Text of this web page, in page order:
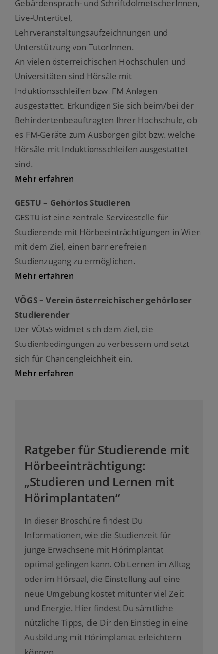
Gebärdensprach- und SchriftdolmetscherInnen,
Live-Untertitel,
Lehrveranstaltungsaufzeichnungen und
Unterstützung von TutorInnen.
An vielen österreichischen Hochschulen und
Universitäten sind Hörsäle mit
Induktionsschleifen bzw. FM Anlagen
ausgestattet. Erkundigen Sie sich beim/bei der
Behindertenbeauftragten Ihrer Hochschule, ob
es FM-Geräte zum Ausborgen gibt bzw. welche
Hörsäle mit Induktionsschleifen ausgestattet
sind.
Mehr erfahren
GESTU – Gehörlos Studieren
GESTU ist eine zentrale Servicestelle für
Studierende mit Hörbeeinträchtigungen in Wien
mit dem Ziel, einen barrierefreien
Studienzugang zu ermöglichen.
Mehr erfahren
VÖGS – Verein österreichischer gehörloser
Studierender
Der VÖGS widmet sich dem Ziel, die
Studienbedingungen zu verbessern und setzt
sich für Chancengleichheit ein.
Mehr erfahren
Ratgeber für Studierende mit
Hörbeeinträchtigung:
„Studieren und Lernen mit
Hörimplantaten“
In dieser Broschüre findest Du
Informationen, wie die Studienzeit für
junge Erwachsene mit Hörimplantat
optimal gelingen kann. Ob Lernen im Alltag
oder im Hörsaal, die Einstellung auf eine
neue Umgebung kostet mitunter viel Zeit
und Energie. Hier findest Du sämtliche
nützliche Tipps, die Dir den Einstieg in eine
Ausbildung mit Hörimplantat erleichtern
können.